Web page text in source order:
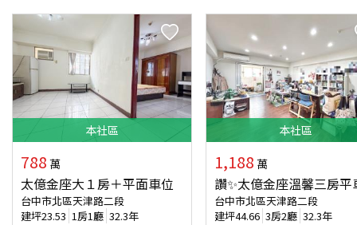
本社區
788 萬
太億金座大１房＋平面車位
台中市北區天津路二段
建坪23.53 1房1廳 32.3年
本社區
1,188 萬
讚✨太億金座溫馨三房平
台中市北區天津路二段
建坪44.66 3房2廳 32.3年